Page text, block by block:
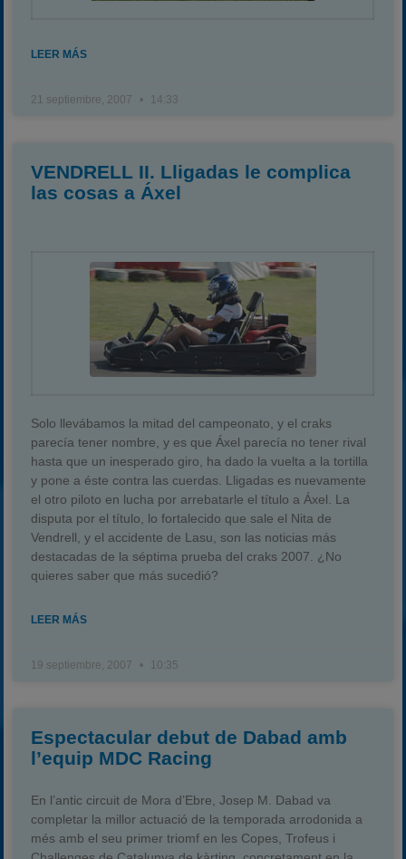
LEER MÁS
21 septiembre, 2007 14:33
VENDRELL II. Lligadas le complica
las cosas a Áxel
Solo llevábamos la mitad del campeonato, y el craks
parecía tener nombre, y es que Áxel parecía no tener rival
hasta que un inesperado giro, ha dado la vuelta a la tortilla
y pone a éste contra las cuerdas. Lligadas es nuevamente
el otro piloto en lucha por arrebatarle el título a Áxel. La
disputa por el título, lo fortalecido que sale el Nita de
Vendrell, y el accidente de Lasu, son las noticias más
destacadas de la séptima prueba del craks 2007. ¿No
quieres saber que más sucedió?
LEER MÁS
19 septiembre, 2007 10:35
Espectacular debut de Dabad amb
l’equip MDC Racing
En l’antic circuit de Mora d’Ebre, Josep M. Dabad va
completar la millor actuació de la temporada arrodonida a
més amb el seu primer triomf en les Copes, Trofeus i